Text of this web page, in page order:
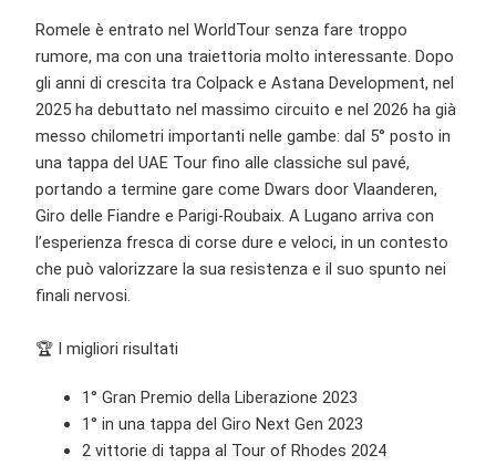
Romele è entrato nel WorldTour senza fare troppo
rumore, ma con una traiettoria molto interessante. Dopo
gli anni di crescita tra Colpack e Astana Development, nel
2025 ha debuttato nel massimo circuito e nel 2026 ha già
messo chilometri importanti nelle gambe: dal 5° posto in
una tappa del UAE Tour fino alle classiche sul pavé,
portando a termine gare come Dwars door Vlaanderen,
Giro delle Fiandre e Parigi-Roubaix. A Lugano arriva con
l’esperienza fresca di corse dure e veloci, in un contesto
che può valorizzare la sua resistenza e il suo spunto nei
finali nervosi.
🏆 I migliori risultati
1° Gran Premio della Liberazione 2023
1° in una tappa del Giro Next Gen 2023
2 vittorie di tappa al Tour of Rhodes 2024